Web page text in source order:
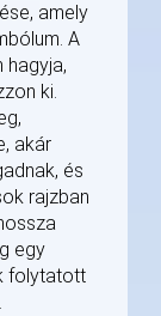
amely
A
hagyja,
ki.
akár
és
rajzban
egy
folytatott